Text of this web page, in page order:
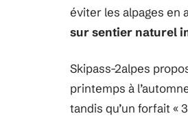
éviter les alpages en
sur sentier naturel
Skipass-2alpes
printemps à
tandis qu’un forfait «